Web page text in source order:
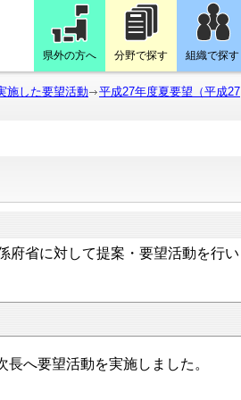
県外の方へ 分野で探す 組織で探す
施した要望活動
平成27年度夏要望（平成27
省に対して提案・要望活動を行い
へ要望活動を実施しました。